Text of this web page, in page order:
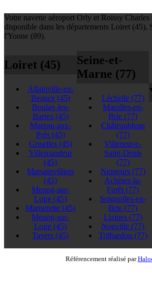
Votre navette aéroport Orly et Roissy Charles
disponible dans les départements Loiret (45),
l'Yonne (89).
Loiret (45)
Allainville-en-
Beauce (45)
Boulay-les-
Barres (45)
Mareau-aux-
Prés (45)
Griselles (45)
Villemandeur
(45)
Marsainvilliers
(45)
Meung-sur-
Loire(45)
Mignerette(45)
Meung-sur-
Loire(45)
Tavers(45)
Seine-et-
Marne (77)
Léchelle (77)
Marolles-en-
Brie(77)
Châteaubleau
(77)
Villeneuve-
Saint-Denis
(77)
Nemours (77)
Achères-la-
Forêt(77)
Soignolles-en-
Brie(77)
Lizines (77)
Nonville(77)
Trilbardou (77)
Référencement réalisé par